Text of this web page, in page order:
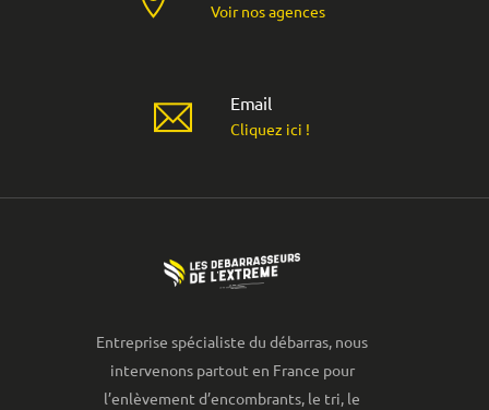
Voir nos agences
Email
Cliquez ici !
Entreprise spécialiste du débarras, nous
intervenons partout en France pour
l’enlèvement d’encombrants, le tri, le